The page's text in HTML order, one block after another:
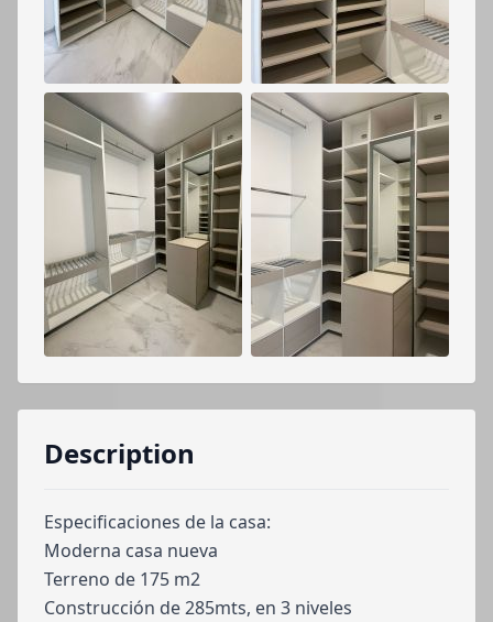
Description
Especificaciones de la casa:
Moderna casa nueva
Terreno de 175 m2
Construcción de 285mts, en 3 niveles